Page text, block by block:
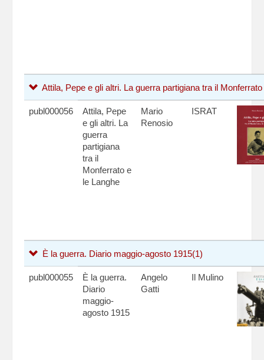
Attila, Pepe e gli altri. La guerra partigiana tra il
publ000056
Attila, Pepe
e gli altri. La
guerra
partigiana
tra il
Monferrato e
le Langhe
Mario
Renosio
ISRAT
È la guerra. Diario maggio-agosto 1915(1)
publ000055
È la guerra.
Diario
maggio-
agosto 1915
Angelo
Gatti
Il Mulino